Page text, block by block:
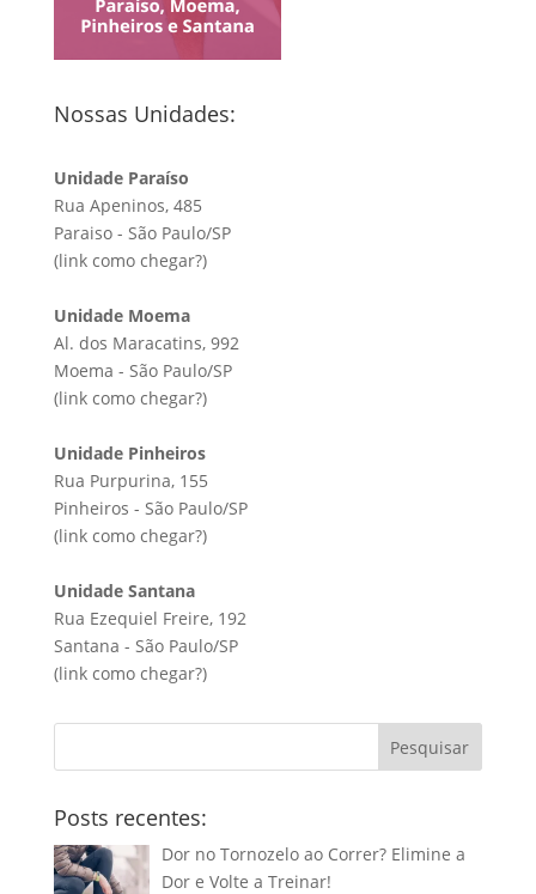
Nossas Unidades:
Unidade Paraíso
Rua Apeninos, 485
Paraiso - São Paulo/SP
(link como chegar?)
Unidade Moema
Al. dos Maracatins, 992
Moema - São Paulo/SP
(link como chegar?)
Unidade Pinheiros
Rua Purpurina, 155
Pinheiros - São Paulo/SP
(link como chegar?)
Unidade Santana
Rua Ezequiel Freire, 192
Santana - São Paulo/SP
(link como chegar?)
Pesquisar
Posts recentes:
Dor no Tornozelo ao Correr? Elimine a
Dor e Volte a Treinar!